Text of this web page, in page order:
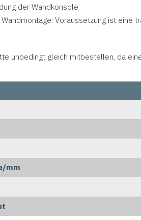
der Wandkonsole
Voraussetzung ist eine
unbedingt gleich mitbestellen, da
mm